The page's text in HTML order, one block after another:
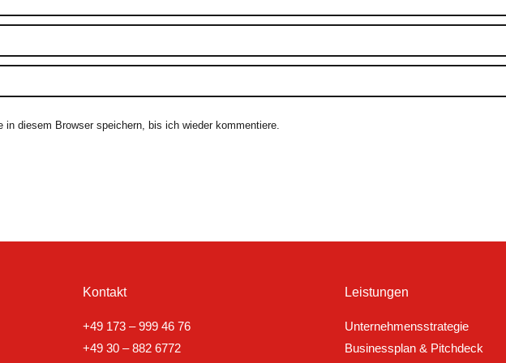
in diesem Browser speichern, bis ich wieder kommentiere.
Kontakt
+49 173 – 999 46 76
+49 30 – 882 6772
Leistungen
Unternehmensstrategie
Businessplan & Pitchdeck